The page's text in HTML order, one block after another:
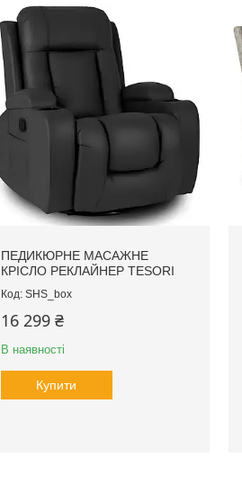
ПЕДИКЮРНЕ МАСАЖНЕ
КРІСЛО РЕКЛАЙНЕР TESORI
SHS_box
16 299 ₴
В наявності
Купити